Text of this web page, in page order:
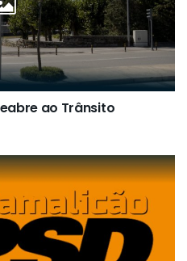
ao Trânsito